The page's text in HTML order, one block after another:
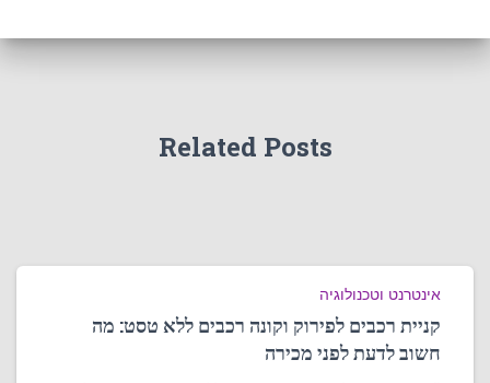
Related Posts
אינטרנט וטכנולוגיה
קניית רכבים לפירוק וקונה רכבים ללא טסט: מה
חשוב לדעת לפני מכירה